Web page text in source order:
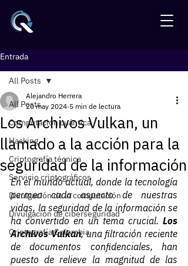
Entrada
All Posts
Computación cuántica
Hacking
Criptografía técnica
Servicio criptográficos
Divulgación de la computación
Divulgación de ciberseguridad
Criptografía Colombia
All Posts
Los Archivos Vulkan, un
llamado a la acción para la
seguridad de la información
Alejandro Herrera
20 may 2024 5 min de lectura
En el mundo actual, donde la tecnología
permea cada aspecto de nuestras
vidas, la seguridad de la información se
ha convertido en un tema crucial. Los
Archivos Vulkan, una filtración reciente
de documentos confidenciales, han
puesto de relieve la magnitud de las